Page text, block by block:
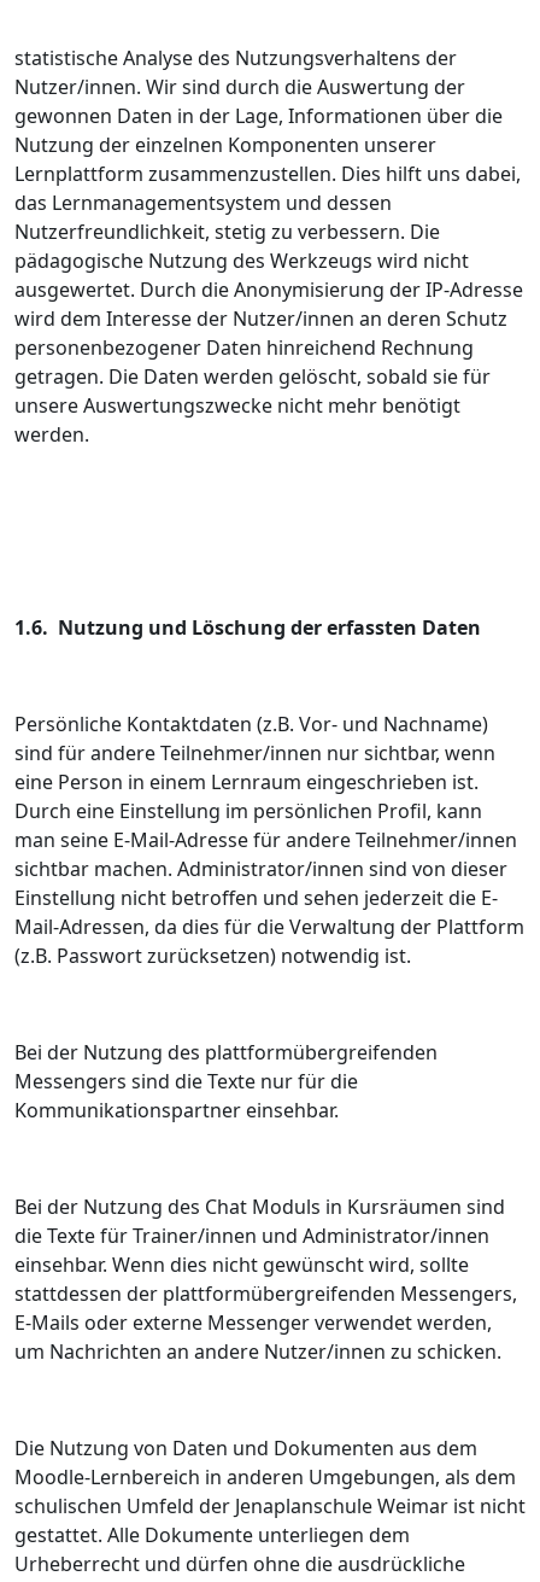
statistische Analyse des Nutzungsverhaltens der
Nutzer/innen. Wir sind durch die Auswertung der
gewonnen Daten in der Lage, Informationen über die
Nutzung der einzelnen Komponenten unserer
Lernplattform zusammenzustellen. Dies hilft uns dabei,
das Lernmanagementsystem und dessen
Nutzerfreundlichkeit, stetig zu verbessern. Die
pädagogische Nutzung des Werkzeugs wird nicht
ausgewertet. Durch die Anonymisierung der IP-Adresse
wird dem Interesse der Nutzer/innen an deren Schutz
personenbezogener Daten hinreichend Rechnung
getragen. Die Daten werden gelöscht, sobald sie für
unsere Auswertungszwecke nicht mehr benötigt
werden.
1.6. Nutzung und Löschung der erfassten Daten
Persönliche Kontaktdaten (z.B. Vor- und Nachname)
sind für andere Teilnehmer/innen nur sichtbar, wenn
eine Person in einem Lernraum eingeschrieben ist.
Durch eine Einstellung im persönlichen Profil, kann
man seine E-Mail-Adresse für andere Teilnehmer/innen
sichtbar machen. Administrator/innen sind von dieser
Einstellung nicht betroffen und sehen jederzeit die E-
Mail-Adressen, da dies für die Verwaltung der Plattform
(z.B. Passwort zurücksetzen) notwendig ist.
Bei der Nutzung des plattformübergreifenden
Messengers sind die Texte nur für die
Kommunikationspartner einsehbar.
Bei der Nutzung des Chat Moduls in Kursräumen sind
die Texte für Trainer/innen und Administrator/innen
einsehbar. Wenn dies nicht gewünscht wird, sollte
stattdessen der plattformübergreifenden Messengers,
E-Mails oder externe Messenger verwendet werden,
um Nachrichten an andere Nutzer/innen zu schicken.
Die Nutzung von Daten und Dokumenten aus dem
Moodle-Lernbereich in anderen Umgebungen, als dem
schulischen Umfeld der Jenaplanschule Weimar ist nicht
gestattet. Alle Dokumente unterliegen dem
Urheberrecht und dürfen ohne die ausdrückliche